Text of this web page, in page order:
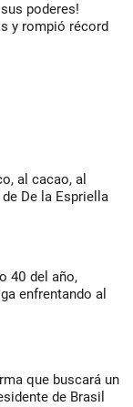
poderes!
y rompió récord
al cacao, al
De la Espriella
40 del año,
enfrentando al
que buscará un
de Brasil